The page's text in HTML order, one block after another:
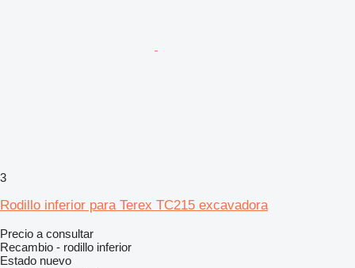
3
Rodillo inferior para Terex TC215 excavadora
Precio a consultar
Recambio - rodillo inferior
Estado nuevo